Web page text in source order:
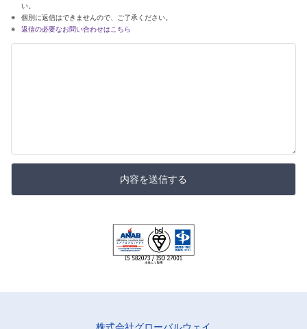
い。
個別に返信はできませんので、ご了承ください。
返信の必要なお問い合わせはこちら
内容を送信する
株式会社グローバルウェイ